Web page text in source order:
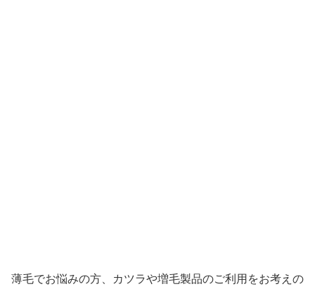
薄毛でお悩みの方、カツラや増毛製品のご利用をお考えの